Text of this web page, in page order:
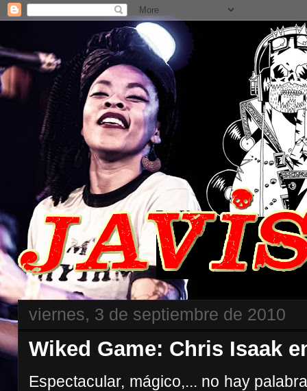
viernes, 3 de septiembre de 2010
Wiked Game: Chris Isaak
Espectacular, mágico,... no hay